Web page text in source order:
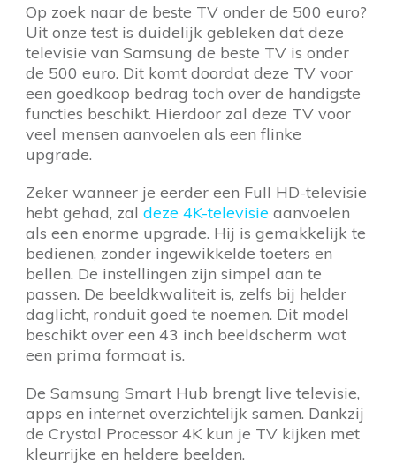
Op zoek naar de beste TV onder de 500 euro?
Uit onze test is duidelijk gebleken dat deze
televisie van Samsung de beste TV is onder
de 500 euro. Dit komt doordat deze TV voor
een goedkoop bedrag toch over de handigste
functies beschikt. Hierdoor zal deze TV voor
veel mensen aanvoelen als een flinke
upgrade.
Zeker wanneer je eerder een Full HD-televisie
hebt gehad, zal deze 4K-televisie aanvoelen
als een enorme upgrade. Hij is gemakkelijk te
bedienen, zonder ingewikkelde toeters en
bellen. De instellingen zijn simpel aan te
passen. De beeldkwaliteit is, zelfs bij helder
daglicht, ronduit goed te noemen. Dit model
beschikt over een 43 inch beeldscherm wat
een prima formaat is.
De Samsung Smart Hub brengt live televisie,
apps en internet overzichtelijk samen. Dankzij
de Crystal Processor 4K kun je TV kijken met
kleurrijke en heldere beelden.